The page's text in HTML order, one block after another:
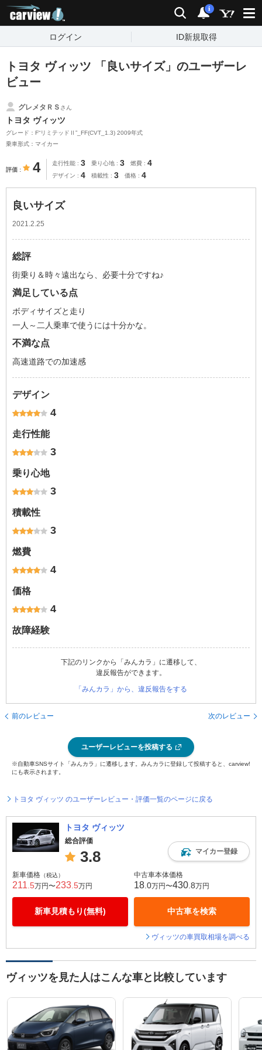
検索 通知
i
ログイン ID新規取得
トヨタ ヴィッツ 「良いサイズ」のユーザーレ
ビュー
グレメタＲＳ さん
トヨタ ヴィッツ
グレード：F“リミテッドⅡ”_FF(CVT_1.3) 2009年式
乗車形式：マイカー
評価 4 走行性能 3 乗り心地 3 燃費 4
デザイン 4 積載性 3 価格 4
良いサイズ
2021.2.25
総評
街乗り＆時々遠出なら、必要十分ですね♪
満足している点
ボディサイズと走り
一人～二人乗車で使うには十分かな。
不満な点
高速道路での加速感
デザイン
4
走行性能
3
乗り心地
3
積載性
3
燃費
4
価格
4
故障経験
下記のリンクから「みんカラ」に遷移して、
違反報告ができます。
「みんカラ」から、違反報告をする
前のレビュー 次のレビュー
ユーザーレビューを投稿する
※自動車SNSサイト「みんカラ」に遷移します。みんカラに登録して投稿すると、carview!
にも表示されます。
トヨタ ヴィッツ のユーザーレビュー・評価一覧のページに戻る
トヨタ ヴィッツ
総合評価
3.8 マイカー登録
新車価格 （税込）
211 .5万円〜233 .5万円
新車見積もり(無料)
中古車本体価格
18 .0万円〜430 .8万円
中古車を検索
ヴィッツの車買取相場を調べる
ヴィッツを見た人はこんな車と比較しています